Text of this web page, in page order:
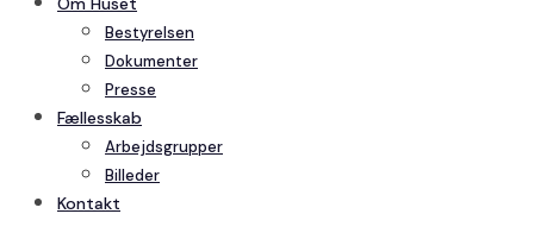
Bestyrelsen
Dokumenter
Presse
Fællesskab
Arbejdsgrupper
Billeder
Kontakt